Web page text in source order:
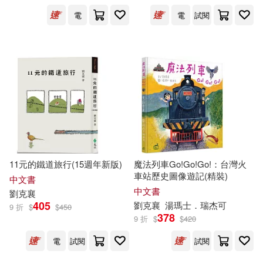
王浩一(2)
劉克襄、閻鴻亞(1)
三毛(1) 公共電視(1)
劉克襄 、葉怡蘭、陳麗華等(1)
劉克襄，唐唐(1)
史考特．馬谷(1)
文正、吳鈞堯(1)
展開
出版社 (可複選)
遠流(38) 玉山社(20)
晨星(12) 時報出版(6)
上海譯文出版社(4) 九歌(3)
皇冠(3) 國立臺灣文學館(2)
天下文化(2) 未來書城(2)
電
電
試閱
11元的鐵道旅行(15週年新版)
中文書
劉克襄
9 折 $405 $450
電 試閱
魔法列車Go!Go!Go!：台灣火
車站歷史圖像遊記(精裝)
中文書
劉克襄 湯瑪士．瑞杰可
9 折 $378 $420
試閱